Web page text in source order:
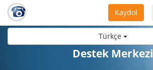
Türkçe
Kaydol
Destek Merkezi